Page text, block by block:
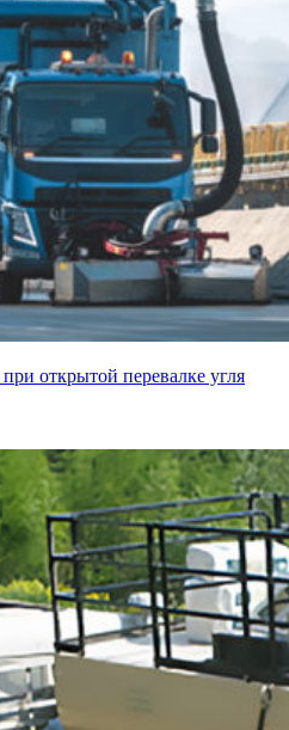
открытой перевалке угля